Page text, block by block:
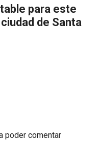
para este
de Santa
poder comentar